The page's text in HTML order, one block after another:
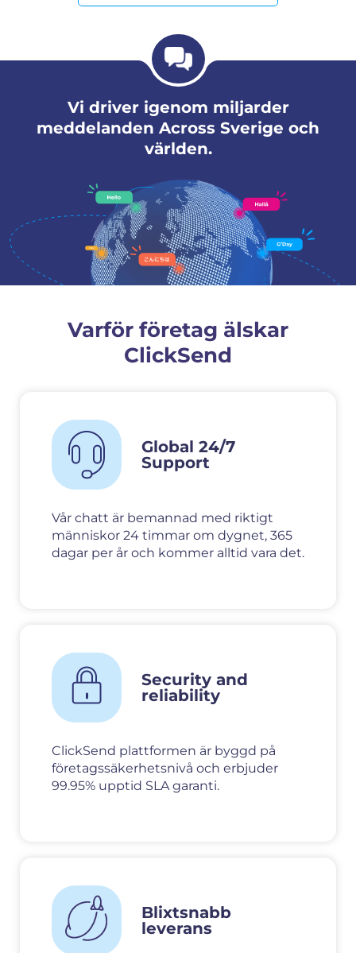
Vi driver igenom miljarder
meddelanden Across Sverige och
världen.
Varför företag älskar
ClickSend
Global 24/7
Support
Vår chatt är bemannad med riktigt
människor 24 timmar om dygnet, 365
dagar per år och kommer alltid vara det.
Security and
reliability
ClickSend plattformen är byggd på
företagssäkerhetsnivå och erbjuder
99.95% upptid SLA garanti.
Blixtsnabb
leverans